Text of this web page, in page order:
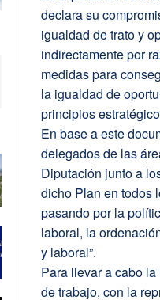
declara su
igualdad de trato y
indirectamente por
medidas para
la igualdad de
principios
En base a este
delegados de las
Diputación junto a
dicho Plan en todos
pasando por la
laboral, la
y laboral”.
Para llevar a cabo
de trabajo, con la